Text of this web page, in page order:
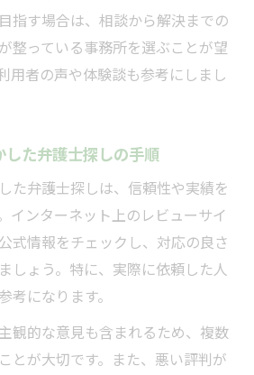
指す場合は、相談から解決までの
整っている事務所を選ぶことが望
用者の声や体験談も参考にしまし
た弁護士探しの手順
た弁護士探しは、信頼性や実績を
インターネット上のレビューサイ
式情報をチェックし、対応の良さ
しょう。特に、実際に依頼した人
考になります。
観的な意見も含まれるため、複数
とが大切です。また、悪い評判が